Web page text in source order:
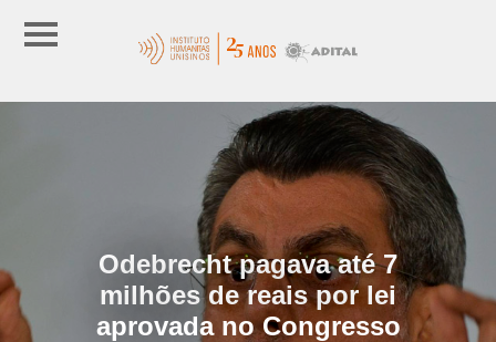
Odebrecht pagava até 7
milhões de reais por lei
aprovada no Congresso